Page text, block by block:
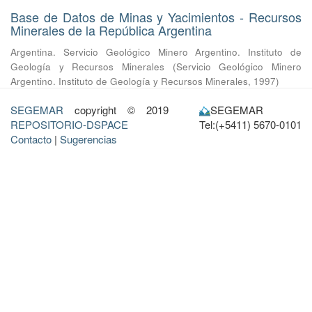
Base de Datos de Minas y Yacimientos - Recursos
Minerales de la República Argentina
Argentina. Servicio Geológico Minero Argentino. Instituto de
Geología y Recursos Minerales
(Servicio Geológico Minero
Argentino. Instituto de Geología y Recursos Minerales, 1997)
SEGEMAR copyright © 2019
REPOSITORIO-DSPACE
Contacto | Sugerencias
SEGEMAR
Tel:(+5411) 5670-0101